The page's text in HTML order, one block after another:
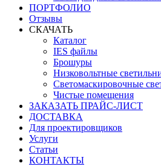
ПОРТФОЛИО
Отзывы
СКАЧАТЬ
Каталог
IES файлы
Брошуры
Низковольтные
Светомаскировочные
Чистые помещения
ЗАКАЗАТЬ ПРАЙС-ЛИСТ
ДОСТАВКА
Для проектировщиков
Услуги
Статьи
КОНТАКТЫ